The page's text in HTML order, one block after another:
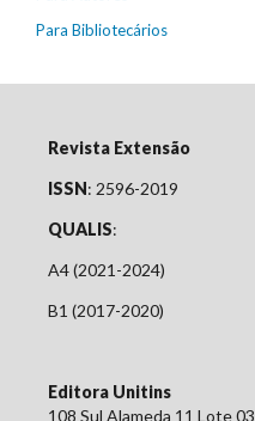
Para Bibliotecários
Revista Extensão
ISSN: 2596-2019
QUALIS:
A4 (2021-2024)
B1 (2017-2020)
Editora Unitins
108 Sul Alameda 11 Lote 03